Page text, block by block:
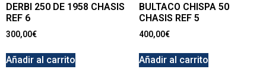
DERBI 250 DE 1958 CHASIS
REF 6
300,00€
Añadir al carrito
BULTACO CHISPA 50
CHASIS REF 5
400,00€
Añadir al carrito